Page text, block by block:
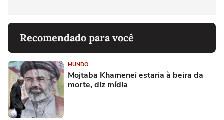
Recomendado para você
MUNDO
Mojtaba Khamenei estaria à beira da
morte, diz mídia